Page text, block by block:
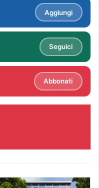
Aggiungi
Seguici
Abbonati